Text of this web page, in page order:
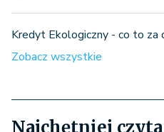
Kredyt Ekologiczny - co to za
Zobacz wszystkie
Najchętniej